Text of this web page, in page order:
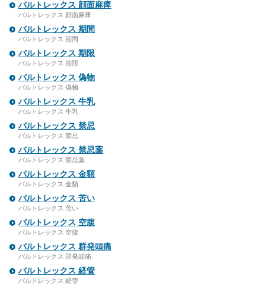
バルトレックス 顔面麻痺
バルトレックス 顔面麻痺
バルトレックス 期間
バルトレックス 期間
バルトレックス 期限
バルトレックス 期限
バルトレックス 偽物
バルトレックス 偽物
バルトレックス 牛乳
バルトレックス 牛乳
バルトレックス 禁忌
バルトレックス 禁忌
バルトレックス 禁忌薬
バルトレックス 禁忌薬
バルトレックス 金額
バルトレックス 金額
バルトレックス 苦い
バルトレックス 苦い
バルトレックス 空腹
バルトレックス 空腹
バルトレックス 群発頭痛
バルトレックス 群発頭痛
バルトレックス 経管
バルトレックス 経管